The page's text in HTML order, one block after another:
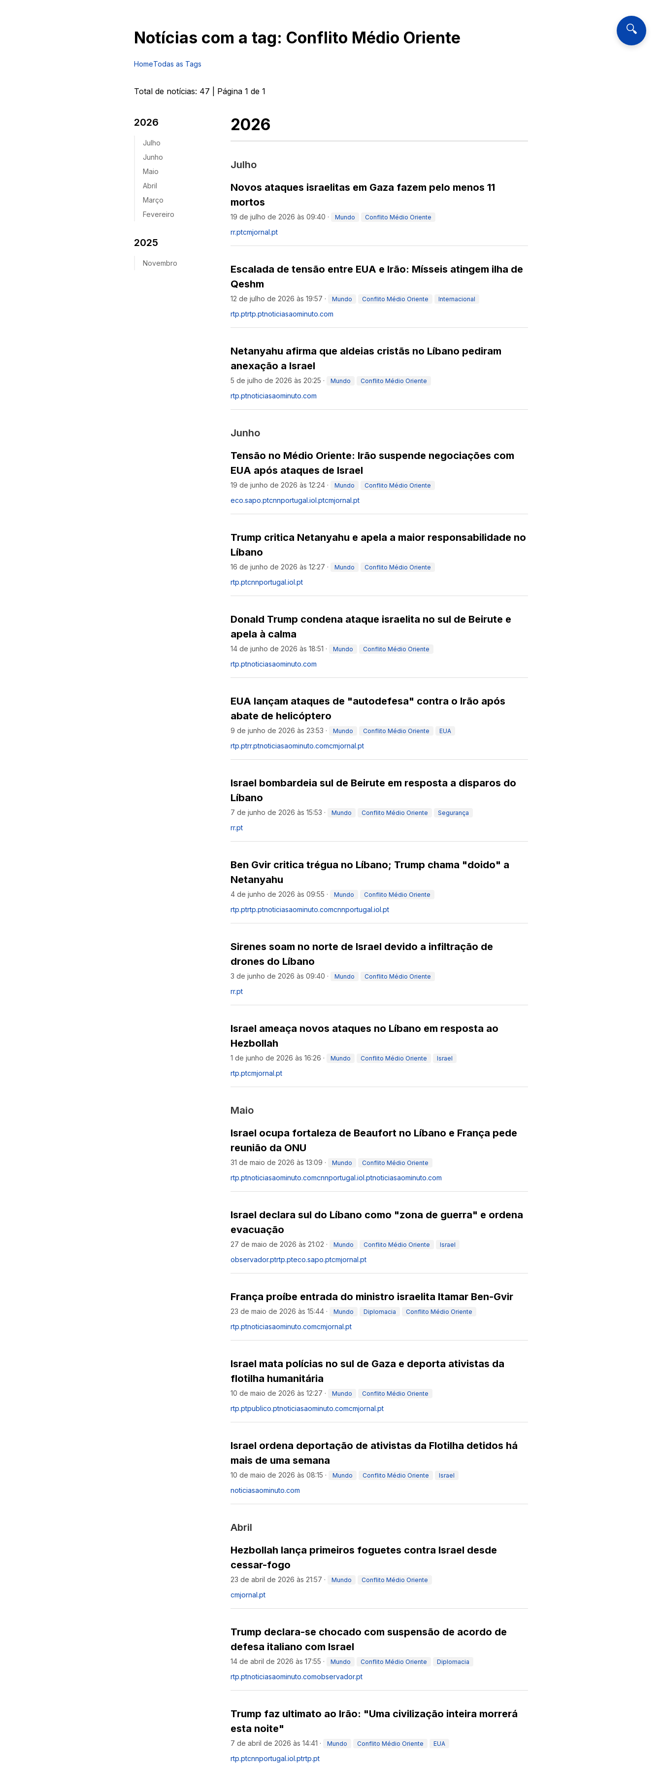
🔍
Notícias com a tag: Conflito Médio Oriente
HomeTodas as Tags
Total de notícias: 47 | Página 1 de 1
2026
Julho
Junho
Maio
Abril
Março
Fevereiro
2025
Novembro
2026
Julho
Novos ataques israelitas em Gaza fazem pelo menos 11
mortos
19 de julho de 2026 às 09:40 · Mundo Conflito Médio Oriente
rr.ptcmjornal.pt
Escalada de tensão entre EUA e Irão: Mísseis atingem ilha de
Qeshm
12 de julho de 2026 às 19:57 · Mundo Conflito Médio Oriente Internacional
rtp.ptrtp.ptnoticiasaominuto.com
Netanyahu afirma que aldeias cristãs no Líbano pediram
anexação a Israel
5 de julho de 2026 às 20:25 · Mundo Conflito Médio Oriente
rtp.ptnoticiasaominuto.com
Junho
Tensão no Médio Oriente: Irão suspende negociações com
EUA após ataques de Israel
19 de junho de 2026 às 12:24 · Mundo Conflito Médio Oriente
eco.sapo.ptcnnportugal.iol.ptcmjornal.pt
Trump critica Netanyahu e apela a maior responsabilidade no
Líbano
16 de junho de 2026 às 12:27 · Mundo Conflito Médio Oriente
rtp.ptcnnportugal.iol.pt
Donald Trump condena ataque israelita no sul de Beirute e
apela à calma
14 de junho de 2026 às 18:51 · Mundo Conflito Médio Oriente
rtp.ptnoticiasaominuto.com
EUA lançam ataques de "autodefesa" contra o Irão após
abate de helicóptero
9 de junho de 2026 às 23:53 · Mundo Conflito Médio Oriente EUA
rtp.ptrr.ptnoticiasaominuto.comcmjornal.pt
Israel bombardeia sul de Beirute em resposta a disparos do
Líbano
7 de junho de 2026 às 15:53 · Mundo Conflito Médio Oriente Segurança
rr.pt
Ben Gvir critica trégua no Líbano; Trump chama "doido" a
Netanyahu
4 de junho de 2026 às 09:55 · Mundo Conflito Médio Oriente
rtp.ptrtp.ptnoticiasaominuto.comcnnportugal.iol.pt
Sirenes soam no norte de Israel devido a infiltração de
drones do Líbano
3 de junho de 2026 às 09:40 · Mundo Conflito Médio Oriente
rr.pt
Israel ameaça novos ataques no Líbano em resposta ao
Hezbollah
1 de junho de 2026 às 16:26 · Mundo Conflito Médio Oriente Israel
rtp.ptcmjornal.pt
Maio
Israel ocupa fortaleza de Beaufort no Líbano e França pede
reunião da ONU
31 de maio de 2026 às 13:09 · Mundo Conflito Médio Oriente
rtp.ptnoticiasaominuto.comcnnportugal.iol.ptnoticiasaominuto.com
Israel declara sul do Líbano como "zona de guerra" e ordena
evacuação
27 de maio de 2026 às 21:02 · Mundo Conflito Médio Oriente Israel
observador.ptrtp.pteco.sapo.ptcmjornal.pt
França proíbe entrada do ministro israelita Itamar Ben-Gvir
23 de maio de 2026 às 15:44 · Mundo Diplomacia Conflito Médio Oriente
rtp.ptnoticiasaominuto.comcmjornal.pt
Israel mata polícias no sul de Gaza e deporta ativistas da
flotilha humanitária
10 de maio de 2026 às 12:27 · Mundo Conflito Médio Oriente
rtp.ptpublico.ptnoticiasaominuto.comcmjornal.pt
Israel ordena deportação de ativistas da Flotilha detidos há
mais de uma semana
10 de maio de 2026 às 08:15 · Mundo Conflito Médio Oriente Israel
noticiasaominuto.com
Abril
Hezbollah lança primeiros foguetes contra Israel desde
cessar-fogo
23 de abril de 2026 às 21:57 · Mundo Conflito Médio Oriente
cmjornal.pt
Trump declara-se chocado com suspensão de acordo de
defesa italiano com Israel
14 de abril de 2026 às 17:55 · Mundo Conflito Médio Oriente Diplomacia
rtp.ptnoticiasaominuto.comobservador.pt
Trump faz ultimato ao Irão: "Uma civilização inteira morrerá
esta noite"
7 de abril de 2026 às 14:41 · Mundo Conflito Médio Oriente EUA
rtp.ptcnnportugal.iol.ptrtp.pt